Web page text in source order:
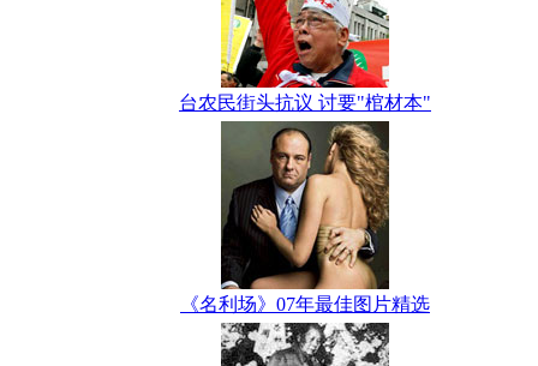
台农民街头抗议 讨要"棺材本"
《名利场》07年最佳图片精选